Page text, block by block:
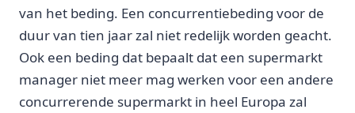
van het beding. Een concurrentiebeding voor de
duur van tien jaar zal niet redelijk worden geacht.
Ook een beding dat bepaalt dat een supermarkt
manager niet meer mag werken voor een andere
concurrerende supermarkt in heel Europa zal